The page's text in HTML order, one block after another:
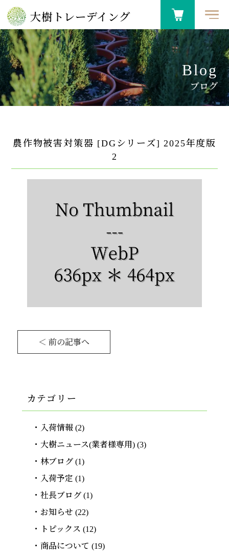
大樹トレーデイング
Blog
ブログ
農作物被害対策器 [DGシリーズ] 2025年度版
2
＜ 前の記事へ
カテゴリー
入荷情報 (2)
大樹ニュース(業者様専用)(3)
林ブログ(1)
入荷予定 (1)
社長ブログ(1)
お知らせ (22)
トピックス (12)
商品について (19)